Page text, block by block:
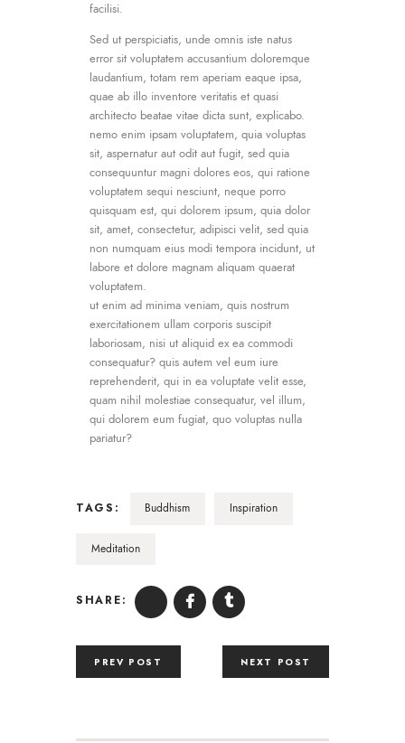
facilisi.
Sed ut perspiciatis, unde omnis iste natus
error sit voluptatem accusantium doloremque
laudantium, totam rem aperiam eaque ipsa,
quae ab illo inventore veritatis et quasi
architecto beatae vitae dicta sunt, explicabo.
nemo enim ipsam voluptatem, quia voluptas
sit, aspernatur aut odit aut fugit, sed quia
consequuntur magni dolores eos, qui ratione
voluptatem sequi nesciunt, neque porro
quisquam est, qui dolorem ipsum, quia dolor
sit, amet, consectetur, adipisci velit, sed quia
non numquam eius modi tempora incidunt, ut
labore et dolore magnam aliquam quaerat
voluptatem.
ut enim ad minima veniam, quis nostrum
exercitationem ullam corporis suscipit
laboriosam, nisi ut aliquid ex ea commodi
consequatur? quis autem vel eum iure
reprehenderit, qui in ea voluptate velit esse,
quam nihil molestiae consequatur, vel illum,
qui dolorem eum fugiat, quo voluptas nulla
pariatur?
TAGS: Buddhism Inspiration
Meditation
SHARE:
PREV POST NEXT POST